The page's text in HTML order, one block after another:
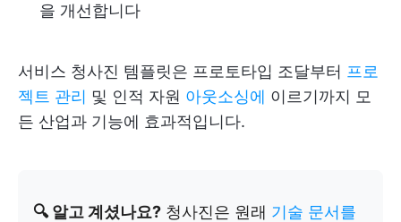
을 개선합니다
서비스 청사진 템플릿은 프로토타입 조달부터 프로
젝트 관리 및 인적 자원 아웃소싱에 이르기까지 모
든 산업과 기능에 효과적입니다.
🔍 알고 계셨나요? 청사진은 원래 기술 문서를